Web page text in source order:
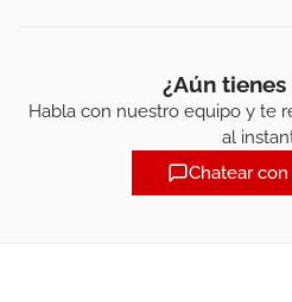
¿Aún
Habla con nuestro equipo y te
al
Chatear